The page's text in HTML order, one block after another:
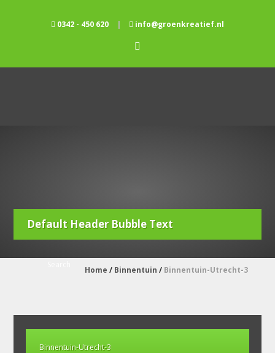
0342 - 450 620 | info@groenkreatief.nl
Default Header Bubble Text
Home / Binnentuin / Binnentuin-Utrecht-3
Binnentuin-Utrecht-3